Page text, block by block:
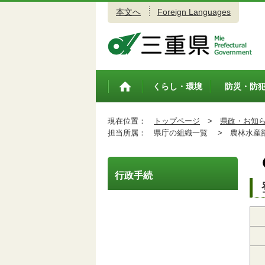
本文へ Foreign Languages
トップペ
くらし・環境 防災・防
現在位置： トップページ >
県政・お知
担当所属：
県庁の組織一覧 > 農林水
行政手続